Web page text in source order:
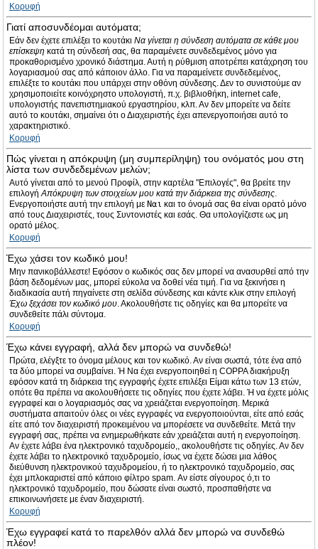
Κορυφή
Γιατί αποσυνδέομαι αυτόματα;
Εάν δεν έχετε επιλέξει το κουτάκι Να γίνεται η σύνδεση αυτόματα σε κάθε μου
επίσκεψη κατά τη σύνδεσή σας, θα παραμένετε συνδεδεμένος μόνο για
προκαθορισμένο χρονικό διάστημα. Αυτή η ρύθμιση αποτρέπει κατάχρηση του
λογαριασμού σας από κάποιον άλλο. Για να παραμείνετε συνδεδεμένος,
επιλέξτε το κουτάκι που υπάρχει στην οθόνη σύνδεσης. Δεν το συνιστούμε αν
χρησιμοποιείτε κοινόχρηστο υπολογιστή, π.χ. βιβλιοθήκη, internet cafe,
υπολογιστής πανεπιστημιακού εργαστηρίου, κλπ. Αν δεν μπορείτε να δείτε
αυτό το κουτάκι, σημαίνει ότι ο Διαχειριστής έχει απενεργοποιήσει αυτό το
χαρακτηριστικό.
Κορυφή
Πώς γίνεται η απόκρυψη (μη συμπερίληψη) του ονόματός μου στη
λίστα των συνδεδεμένων μελών;
Αυτό γίνεται από το μενού Προφίλ, στην καρτέλα "Επιλογές", θα βρείτε την
επιλογήΑπόκρυψη των στοιχείων μου κατά την διάρκεια της σύνδεσης.
Ενεργοποιήστε αυτή την επιλογή με Ναι και το όνομά σας θα είναι ορατό μόνο
από τους Διαχειριστές, τους Συντονιστές και εσάς. Θα υπολογίζεστε ως μη
ορατό μέλος.
Κορυφή
Έχω χάσει τον κωδικό μου!
Μην πανικοβάλλεστε! Εφόσον ο κωδικός σας δεν μπορεί να ανασυρθεί από την
βάση δεδομένων μας, μπορεί εύκολα να δοθεί νέα τιμή. Για να ξεκινήσει η
διαδικασία αυτή πηγαίνετε στη σελίδα σύνδεσης και κάντε κλικ στην επιλογή
Έχω ξεχάσει τον κωδικό μου. Ακολουθήστε τις οδηγίες και θα μπορείτε να
συνδεθείτε πάλι σύντομα.
Κορυφή
Έχω κάνει εγγραφή, αλλά δεν μπορώ να συνδεθώ!
Πρώτα, ελέγξτε το όνομα μέλους και τον κωδικό. Αν είναι σωστά, τότε ένα από
τα δύο μπορεί να συμβαίνει. Ή Να έχει ενεργοποιηθεί η COPPA διακήρυξη
εφόσον κατά τη διάρκεια της εγγραφής έχετε επιλέξει Είμαι κάτω των 13 ετών,
οπότε θα πρέπει να ακολουθήσετε τις οδηγίες που έχετε λάβει. Ή να έχετε μόλις
εγγραφεί και ο λογαριασμός σας να χρειάζεται ενεργοποίηση. Μερικά
συστήματα απαιτούν όλες οι νέες εγγραφές να ενεργοποιούνται, είτε από εσάς
είτε από τον διαχειριστή προκειμένου να μπορέσετε να συνδεθείτε. Μετά την
εγγραφή σας, πρέπει να ενημερωθήκατε εάν χρειάζεται αυτή η ενεργοποίηση.
Αν έχετε λάβει ένα ηλεκτρονικό ταχυδρομείο,, ακολουθήστε τις οδηγίες. Αν δεν
έχετε λάβει το ηλεκτρονικό ταχυδρομείο, ίσως να έχετε δώσει μια λάθος
διεύθυνση ηλεκτρονικού ταχυδρομείου, ή το ηλεκτρονικό ταχυδρομείο, σας
έχει μπλοκαριστεί από κάποιο φίλτρο spam. Αν είστε σίγουρος ό,τι το
ηλεκτρονικό ταχυδρομείο, που δώσατε είναι σωστό, προσπαθήστε να
επικοινωνήσετε με έναν διαχειριστή.
Κορυφή
Έχω εγγραφεί κατά το παρελθόν αλλά δεν μπορώ να συνδεθώ
πλέον!